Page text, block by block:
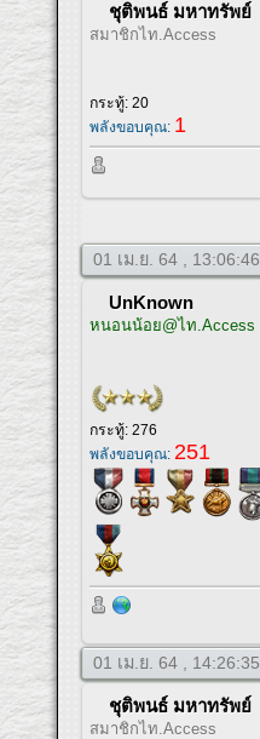
ชุติพนธ์ มหาทรัพย์
สมาชิกไท.Access
กระทู้: 20
พลังขอบคุณ: 1
01 เม.ย. 64 , 13:06:46
UnKnown
หนอนน้อย@ไท.Access
กระทู้: 276
พลังขอบคุณ: 251
01 เม.ย. 64 , 14:26:35
ชุติพนธ์ มหาทรัพย์
สมาชิกไท.Access